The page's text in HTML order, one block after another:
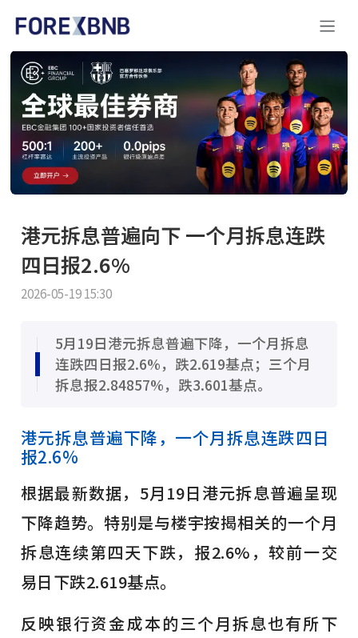
港元拆息普遍向下 一个月拆息连跌
四日报2.6%
2026-05-19 15:30
5月19日港元拆息普遍下降，一个月拆息
连跌四日报2.6%，跌2.619基点；三个月
拆息报2.84857%，跌3.601基点。
港元拆息普遍下降，一个月拆息连跌四日
报2.6%
根据最新数据，5月19日港元拆息普遍呈现
下降趋势。特别是与楼宇按揭相关的一个月
拆息连续第四天下跌，报2.6%，较前一交
易日下跌2.619基点。
反映银行资金成本的三个月拆息也有所下